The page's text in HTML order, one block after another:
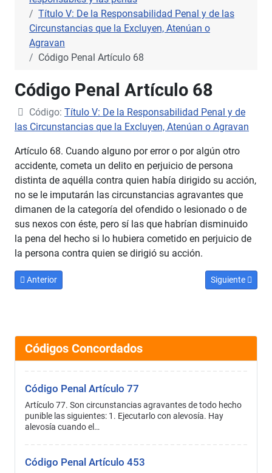
Título V: De la Responsabilidad Penal y de las
Circunstancias que la Excluyen, Atenúan o
Agravan
Código Penal Artículo 68
Código Penal Artículo 68
Código: Título V: De la Responsabilidad Penal y de
las Circunstancias que la Excluyen, Atenúan o Agravan
Artículo 68. Cuando alguno por error o por algún otro
accidente, cometa un delito en perjuicio de persona
distinta de aquélla contra quien había dirigido su acción,
no se le imputarán las circunstancias agravantes que
dimanen de la categoría del ofendido o lesionado o de
sus nexos con éste, pero sí las que habrían disminuido
la pena del hecho si lo hubiera cometido en perjuicio de
la persona contra quien se dirigió su acción.
Artículo anterior: Código Penal Artículo 67
Anterior Artículo
Siguiente
Códigos Concordados
Código Penal Artículo 77
Artículo 77. Son circunstancias agravantes de todo hecho
punible las siguientes: 1. Ejecutarlo con alevosía. Hay
alevosía cuando el…
Código Penal Artículo 453